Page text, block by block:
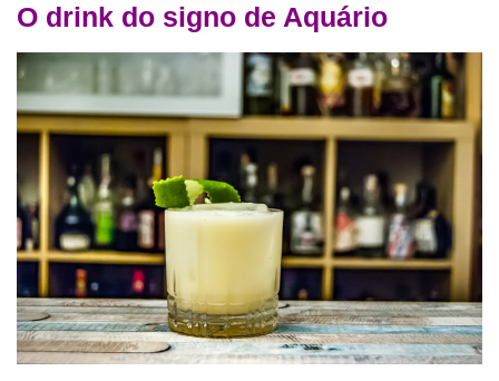
O drink do signo de Aquário